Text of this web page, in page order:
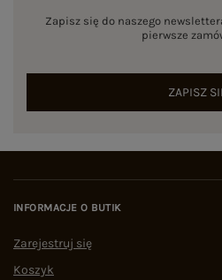
Zapisz się do naszego
pierwsze
ZAPISZ
INFORMACJE O BUTIK
Zarejestruj się
Koszyk